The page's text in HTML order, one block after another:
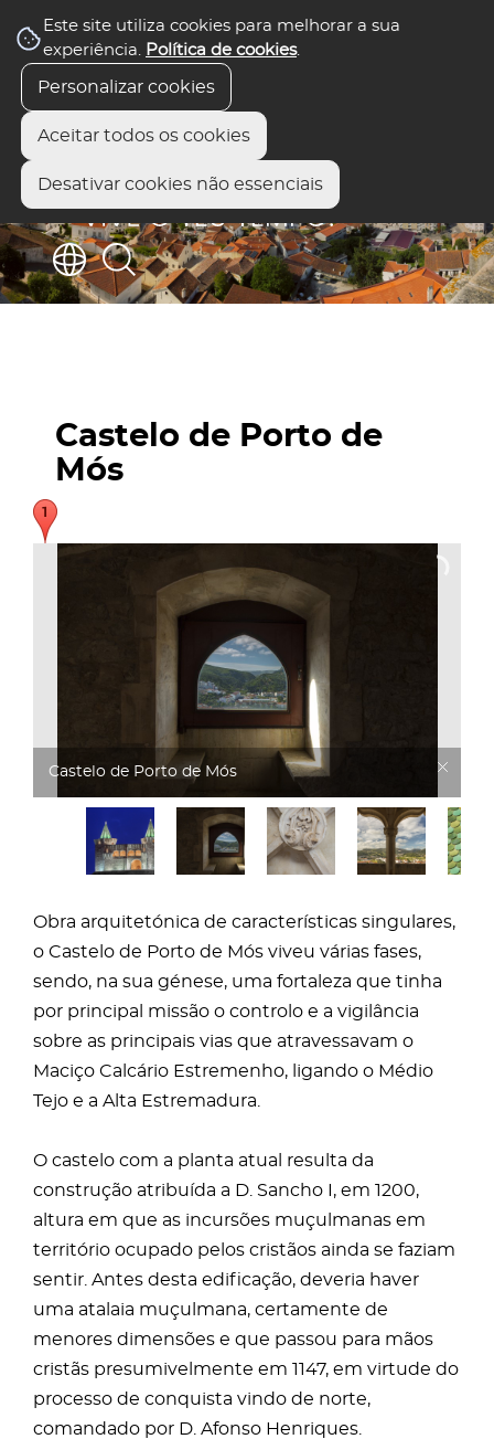
Este site utiliza cookies para melhorar a sua
experiência. Política de cookies.
Personalizar cookies
Aceitar todos os cookies
Desativar cookies não essenciais
Castelo de Porto de
Mós
Castelo de Porto de Mós
Obra arquitetónica de características singulares,
o Castelo de Porto de Mós viveu várias fases,
sendo, na sua génese, uma fortaleza que tinha
por principal missão o controlo e a vigilância
sobre as principais vias que atravessavam o
Maciço Calcário Estremenho, ligando o Médio
Tejo e a Alta Estremadura.
O castelo com a planta atual resulta da
construção atribuída a D. Sancho I, em 1200,
altura em que as incursões muçulmanas em
território ocupado pelos cristãos ainda se faziam
sentir. Antes desta edificação, deveria haver
uma atalaia muçulmana, certamente de
menores dimensões e que passou para mãos
cristãs presumivelmente em 1147, em virtude do
processo de conquista vindo de norte,
comandado por D. Afonso Henriques.